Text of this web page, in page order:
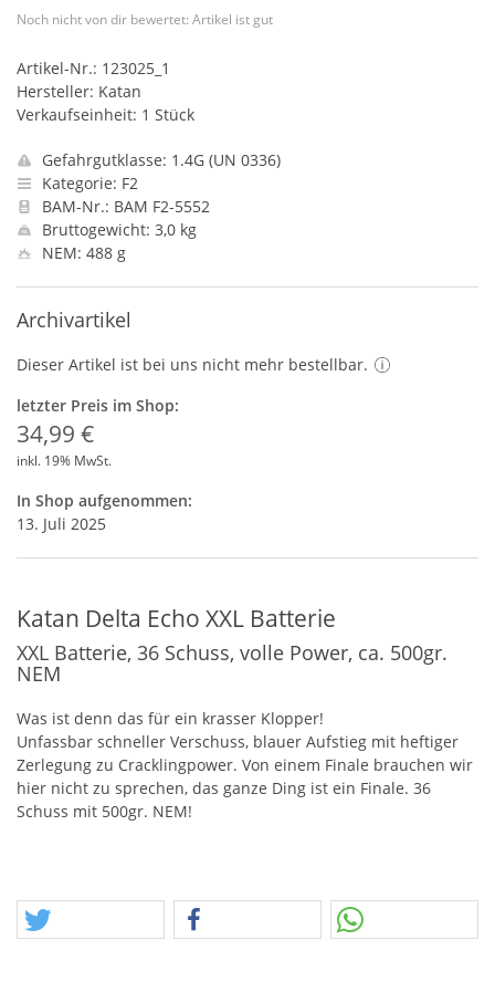
Noch nicht von dir bewertet: Artikel ist gut
Artikel-Nr.: 123025_1
Hersteller: Katan
Verkaufseinheit: 1 Stück
Gefahrgutklasse: 1.4G (UN 0336)
Kategorie: F2
BAM-Nr.: BAM F2-5552
Bruttogewicht: 3,0 kg
NEM: 488 g
Archivartikel
Dieser Artikel ist bei uns nicht mehr bestellbar.
letzter Preis im Shop:
34,99 €
inkl. 19% MwSt.
In Shop aufgenommen:
13. Juli 2025
Katan Delta Echo XXL Batterie
XXL Batterie, 36 Schuss, volle Power, ca. 500gr.
NEM
Was ist denn das für ein krasser Klopper!
Unfassbar schneller Verschuss, blauer Aufstieg mit heftiger
Zerlegung zu Cracklingpower. Von einem Finale brauchen wir
hier nicht zu sprechen, das ganze Ding ist ein Finale. 36
Schuss mit 500gr. NEM!